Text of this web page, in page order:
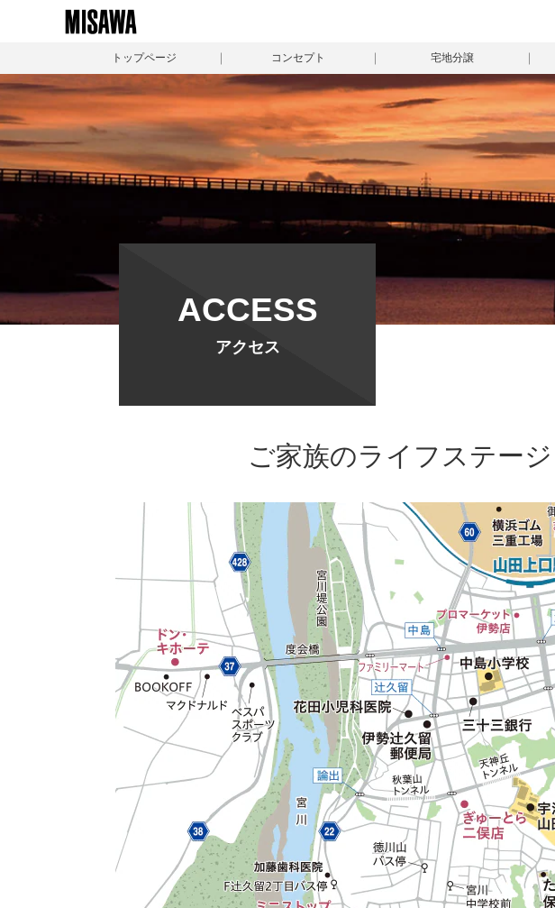
トップページ コンセプト 宅地分譲
ACCESS
アクセス
ご家族のライフステー